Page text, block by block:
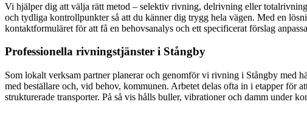
Vi hjälper dig att välja rätt metod – selektiv rivning, delrivning eller
och tydliga kontrollpunkter så att du känner dig trygg hela vägen. Med en
kontaktformuläret för att få en behovsanalys och ett specificerat förslag
Professionella rivningstjänster i Stångby
Som lokalt verksam partner planerar och genomför vi rivning i Stångby med
med beställare och, vid behov, kommunen. Arbetet delas ofta in i etapper för
strukturerade transporter. På så vis hålls buller, vibrationer och damm under